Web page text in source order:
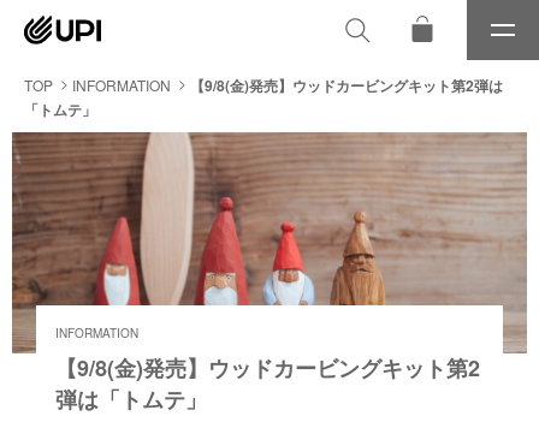
メ
ニ
ュ
TOP INFORMATION
【9/8(金)発売】ウッドカービングキット第2弾は
「トムテ」
INFORMATION
【9/8(金)発売】ウッドカービングキット第2
弾は「トムテ」